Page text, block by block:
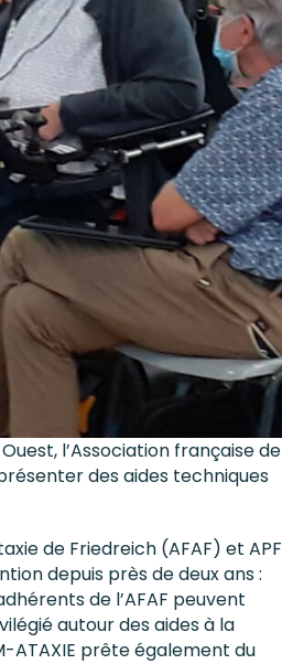
l’Association française de
des aides techniques
de Friedreich (AFAF) et APF
depuis près de deux ans :
de l’AFAF peuvent
autour des aides à la
ATAXIE prête également du